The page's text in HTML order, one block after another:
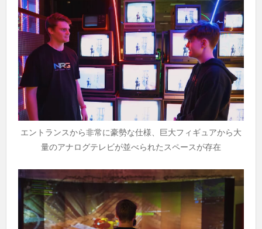
エントランスから非常に豪勢な仕様、巨大フィギュアから大
量のアナログテレビが並べられたスペースが存在